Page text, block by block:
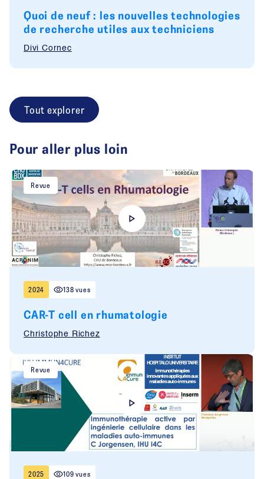
Quoi de neuf : les nouvelles technologies
de recherche utiles aux techniciens
Divi Cornec
Tout explorer
Pour aller plus loin
Revue
2024 138 vues
CAR-T cell en rhumatologie
Christophe Richez
Revue
2025 109 vues